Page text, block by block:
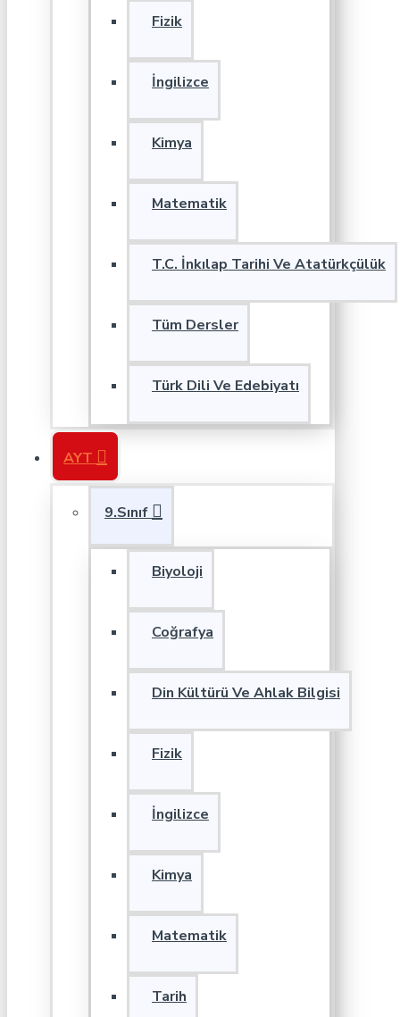
Fizik
İngilizce
Kimya
Matematik
T.C. İnkılap Tarihi Ve Atatürkçülük
Tüm Dersler
Türk Dili Ve Edebiyatı
AYT
9.Sınıf
Biyoloji
Coğrafya
Din Kültürü Ve Ahlak Bilgisi
Fizik
İngilizce
Kimya
Matematik
Tarih